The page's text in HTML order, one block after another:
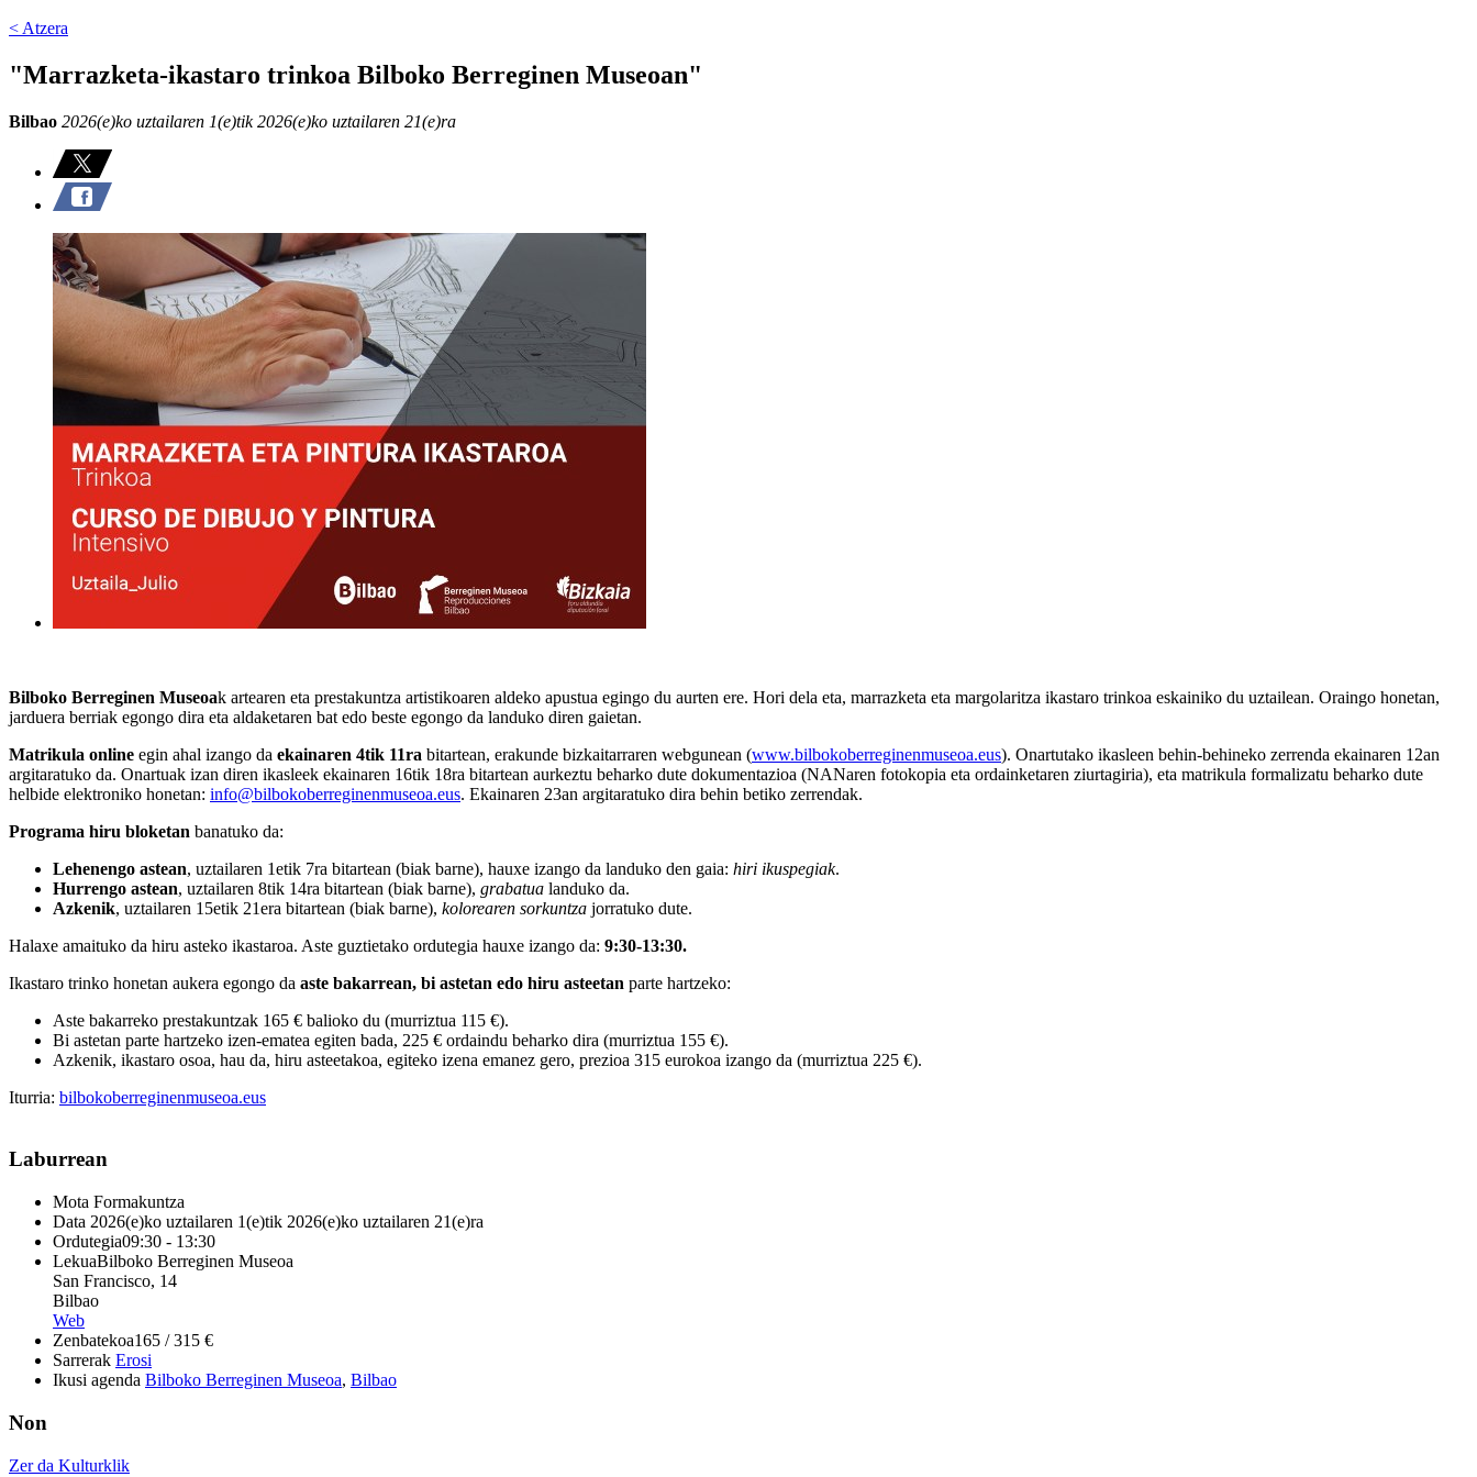
< Atzera
"Marrazketa-ikastaro trinkoa Bilboko Berreginen Museoan"
Bilbao 2026(e)ko uztailaren 1(e)tik 2026(e)ko uztailaren 21(e)ra
Bilboko Berreginen Museoak artearen eta prestakuntza artistikoaren aldeko apustua egingo du aurten ere. Hori dela eta, marrazketa eta margolaritza ikastaro trinkoa eskainiko du uztailean. Oraingo honetan,
jarduera berriak egongo dira eta aldaketaren bat edo beste egongo da landuko diren gaietan.
Matrikula online egin ahal izango da ekainaren 4tik 11ra bitartean, erakunde bizkaitarraren webgunean (www.bilbokoberreginenmuseoa.eus). Onartutako ikasleen behin-behineko zerrenda ekainaren 12an
argitaratuko da. Onartuak izan diren ikasleek ekainaren 16tik 18ra bitartean aurkeztu beharko dute dokumentazioa (NANaren fotokopia eta ordainketaren ziurtagiria), eta matrikula formalizatu beharko dute
helbide elektroniko honetan: info@bilbokoberreginenmuseoa.eus. Ekainaren 23an argitaratuko dira behin betiko zerrendak.
Programa hiru bloketan banatuko da:
Lehenengo astean, uztailaren 1etik 7ra bitartean (biak barne), hauxe izango da landuko den gaia: hiri ikuspegiak.
Hurrengo astean, uztailaren 8tik 14ra bitartean (biak barne), grabatua landuko da.
Azkenik, uztailaren 15etik 21era bitartean (biak barne), kolorearen sorkuntza jorratuko dute.
Halaxe amaituko da hiru asteko ikastaroa. Aste guztietako ordutegia hauxe izango da: 9:30-13:30.
Ikastaro trinko honetan aukera egongo da aste bakarrean, bi astetan edo hiru asteetan parte hartzeko:
Aste bakarreko prestakuntzak 165 € balioko du (murriztua 115 €).
Bi astetan parte hartzeko izen-ematea egiten bada, 225 € ordaindu beharko dira (murriztua 155 €).
Azkenik, ikastaro osoa, hau da, hiru asteetakoa, egiteko izena emanez gero, prezioa 315 eurokoa izango da (murriztua 225 €).
Iturria: bilbokoberreginenmuseoa.eus
Laburrean
Mota Formakuntza
Data 2026(e)ko uztailaren 1(e)tik 2026(e)ko uztailaren 21(e)ra
Ordutegia09:30 - 13:30
LekuaBilboko Berreginen Museoa
San Francisco, 14
Bilbao
Web
Zenbatekoa165 / 315 €
Sarrerak Erosi
Ikusi agenda Bilboko Berreginen Museoa, Bilbao
Non
Zer da Kulturklik